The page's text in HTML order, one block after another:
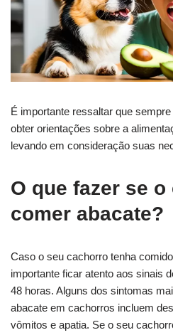
É importante ressaltar que
obter orientações sobre a
levando em consideração suas
O que fazer se
comer abacate?
Caso o seu cachorro tenha
importante ficar atento aos sinais
48 horas. Alguns dos sintomas
abacate em cachorros incluem
vômitos e apatia. Se o seu